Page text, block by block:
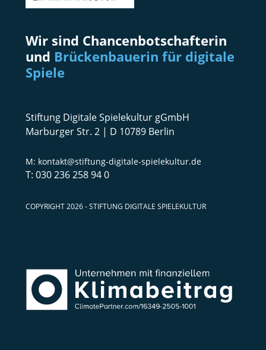
Wir sind Chancenbotschafterin
und Brückenbauerin für digitale
Spiele
Stiftung Digitale Spielekultur gGmbH
Marburger Str. 2 | D 10789 Berlin
kontakt@stiftung-digitale-spielekultur.de
030 236 258 94 0
COPYRIGHT 2026 - STIFTUNG DIGITALE SPIELEKULTUR